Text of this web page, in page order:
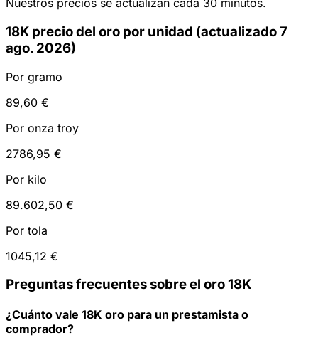
Nuestros precios se actualizan cada 30 minutos.
18K precio del oro por unidad (actualizado 7
ago. 2026)
Por gramo
89,60 €
Por onza troy
2786,95 €
Por kilo
89.602,50 €
Por tola
1045,12 €
Preguntas frecuentes sobre el oro 18K
¿Cuánto vale 18K oro para un prestamista o
comprador?